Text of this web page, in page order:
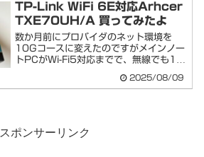
TP-Link WiFi 6E対応Arhcer
TXE70UH/A 買ってみたよ
数か月前にプロバイダのネット環境を
10Gコースに変えたのですがメインノー
トPCがWi-Fi5対応までで、無線でも1～
2025/08/09
スポンサーリンク